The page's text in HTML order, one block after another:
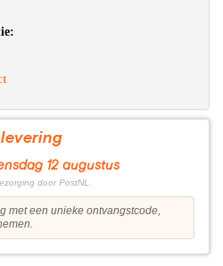
12 augustus
door PostNL.
met een unieke ontvangstcode,